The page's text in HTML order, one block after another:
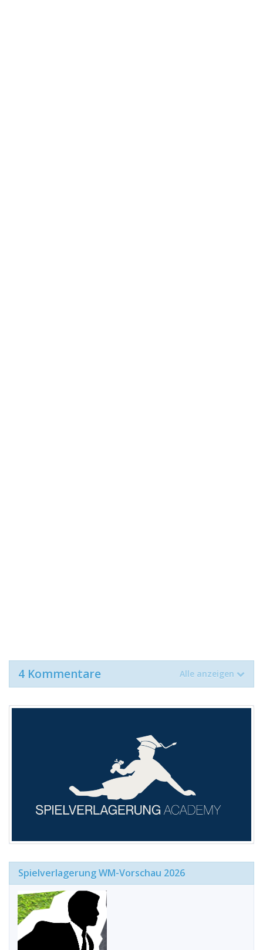
4 Kommentare Alle anzeigen
Spielverlagerung WM-Vorschau 2026